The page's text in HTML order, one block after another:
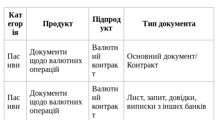
Кат
егор
ія
Продукт
Підпрод
укт
Тип документа
Пас
иви
Документи
щодо валютних
операцій
Валютн
ий
контрак
т
Основний документ/
Контракт
Пас
иви
Документи
щодо валютних
операцій
Валютн
ий
контрак
т
Лист, запит, довідки,
виписки з інших банків